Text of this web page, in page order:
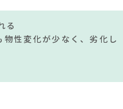
る
性変化が少なく、劣化し